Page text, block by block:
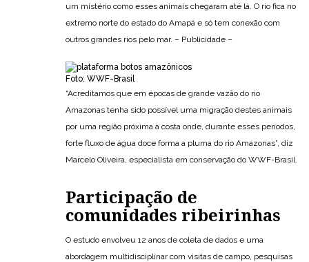
um mistério como esses animais chegaram até lá. O rio fica no
extremo norte do estado do Amapá e só tem conexão com
outros grandes rios pelo mar. – Publicidade –
Foto: WWF-Brasil
“Acreditamos que em épocas de grande vazão do rio
Amazonas tenha sido possível uma migração destes animais
por uma região próxima à costa onde, durante esses períodos,
forte fluxo de água doce forma a pluma do rio Amazonas”, diz
Marcelo Oliveira, especialista em conservação do WWF-Brasil.
Participação de
comunidades ribeirinhas
O estudo envolveu 12 anos de coleta de dados e uma
abordagem multidisciplinar com visitas de campo, pesquisas